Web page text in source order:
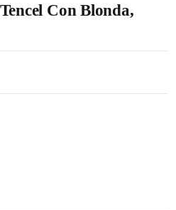
Con Blonda,